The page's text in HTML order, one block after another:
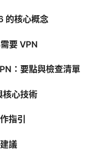
的核心概念
要 VPN
：要點與檢查清單
核心技術
指引
議